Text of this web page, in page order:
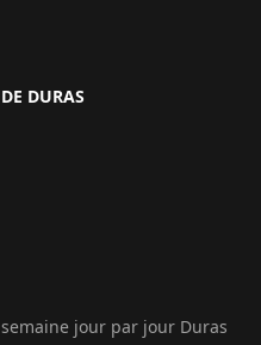
DURAS
jour par jour Duras